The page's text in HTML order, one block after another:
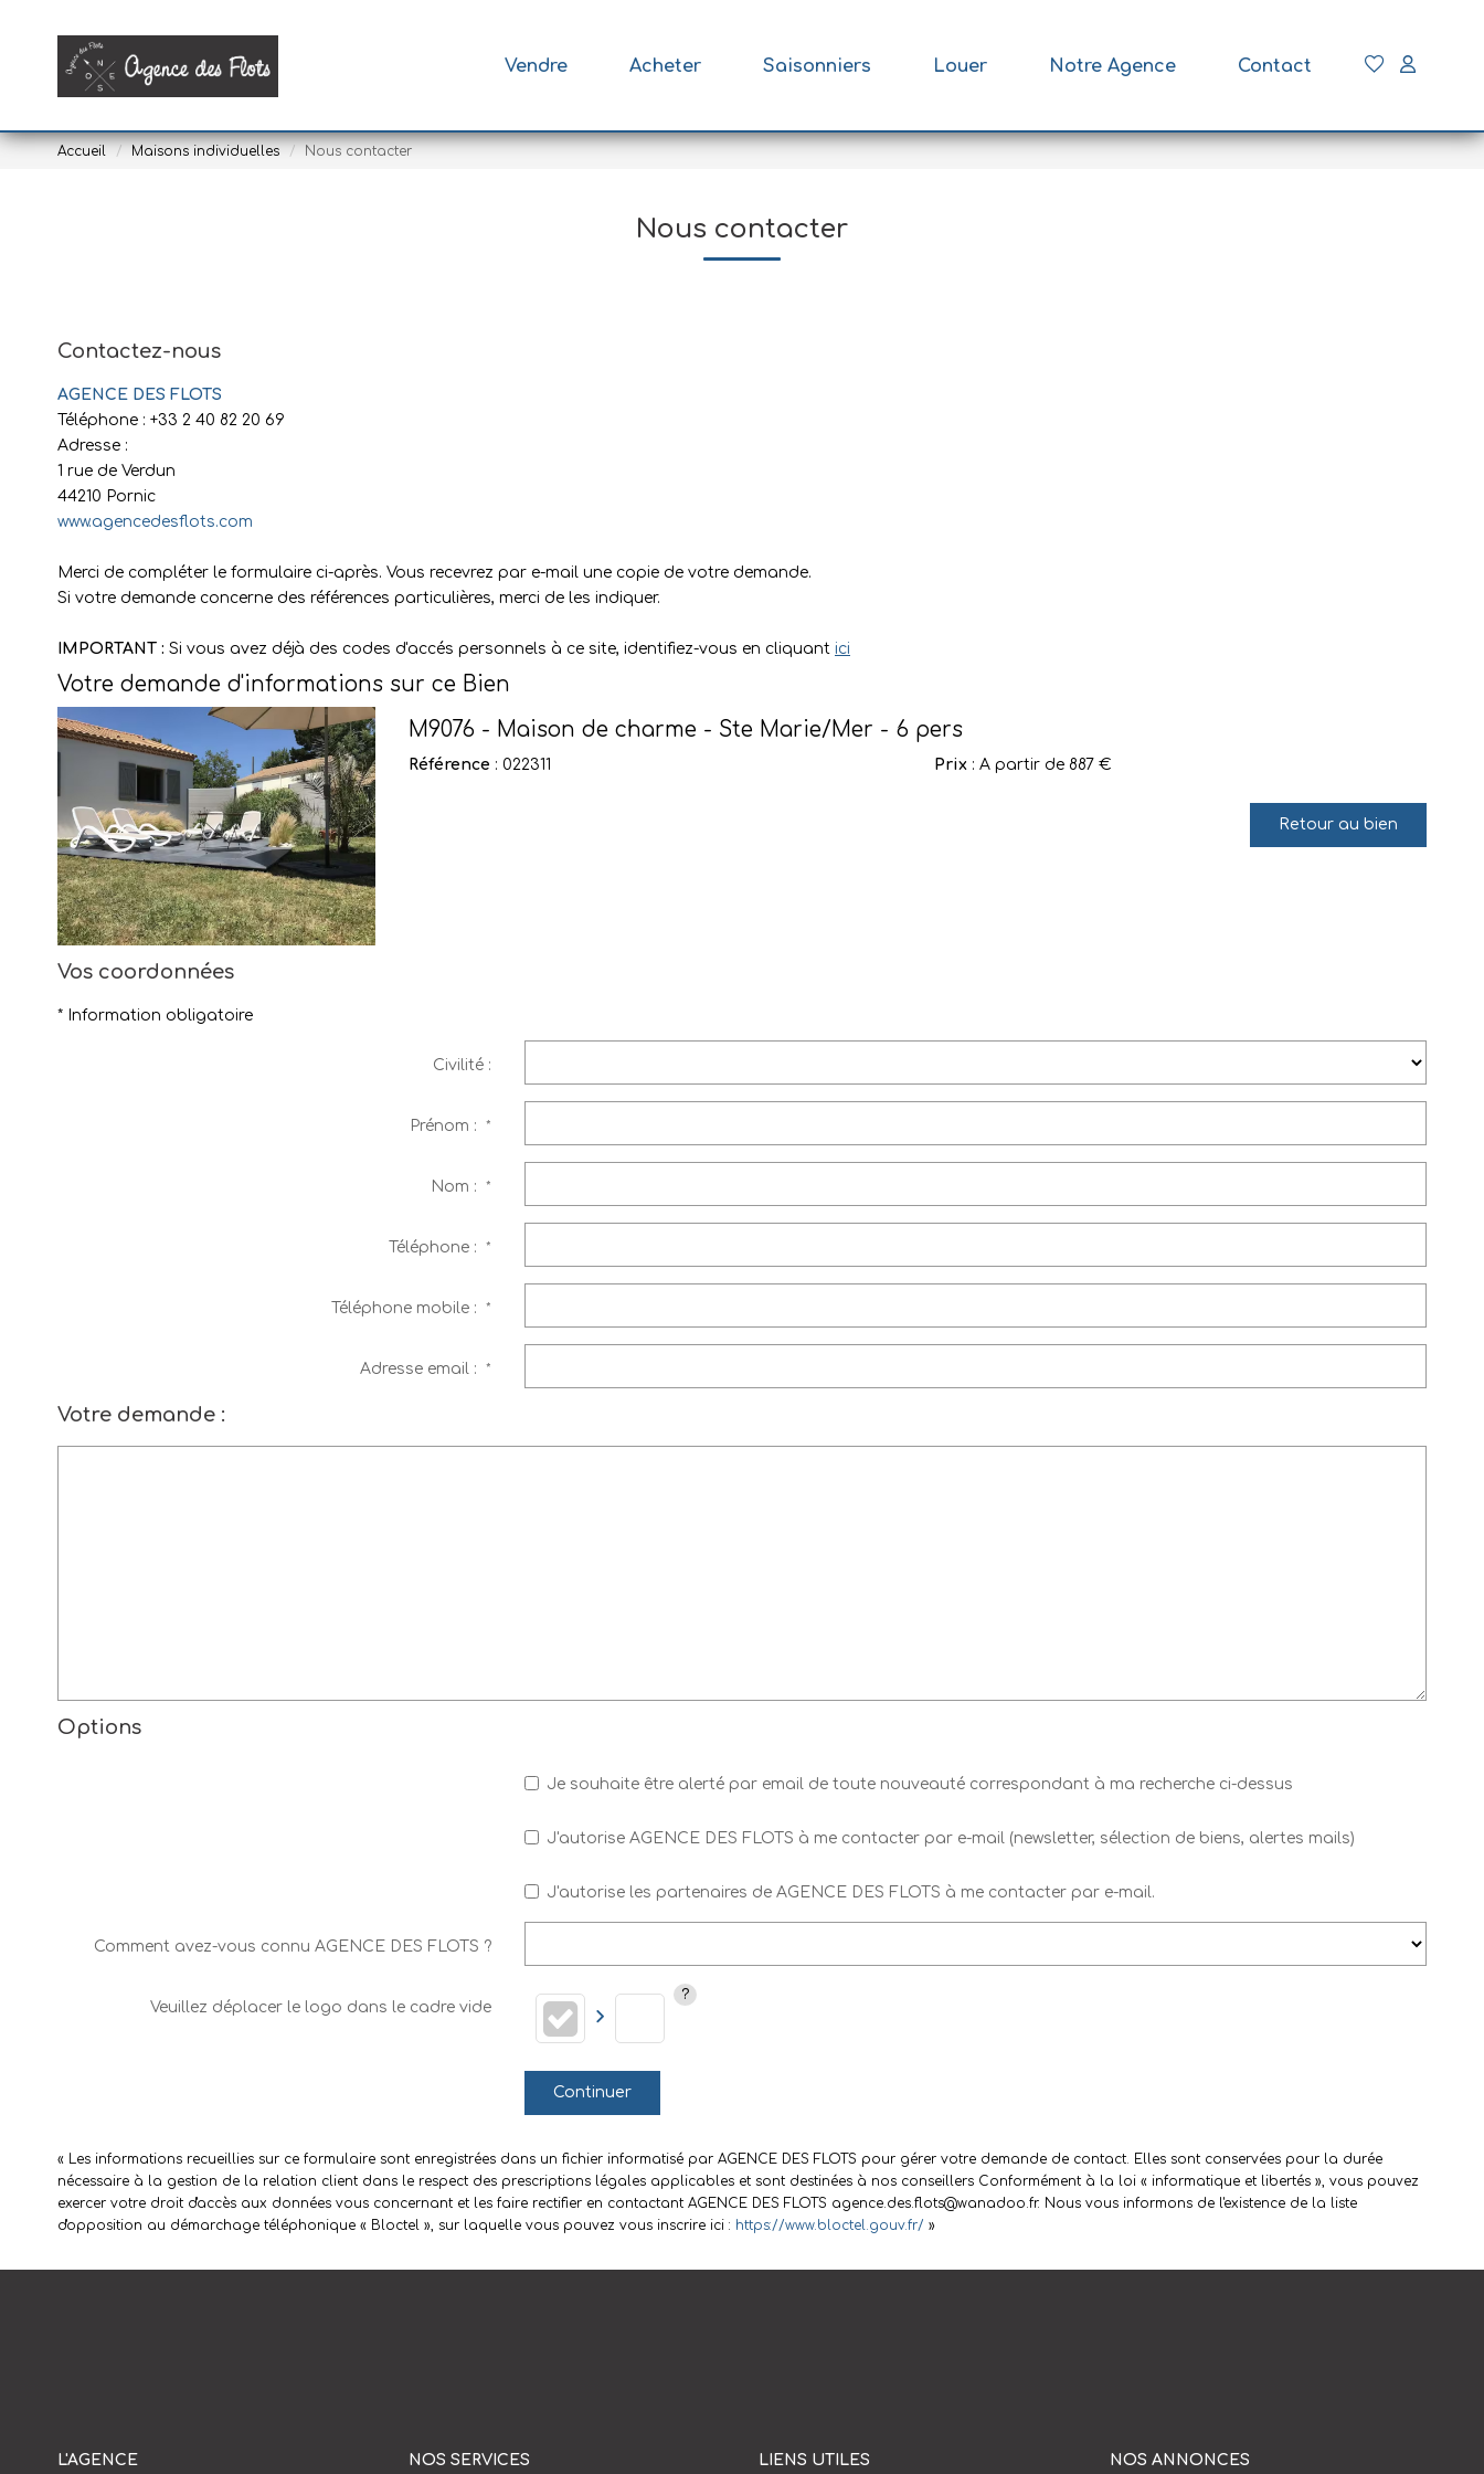
Vendre Acheter Saisonniers Louer Notre Agence Contact
Accueil Maisons individuelles Nous contacter
Nous contacter
Contactez-nous
AGENCE DES FLOTS
Téléphone : +33 2 40 82 20 69
Adresse :
1 rue de Verdun
44210 Pornic
www.agencedesflots.com
Merci de compléter le formulaire ci-après. Vous recevrez par e-mail une copie de votre demande.
Si votre demande concerne des références particulières, merci de les indiquer.
IMPORTANT : Si vous avez déjà des codes d'accés personnels à ce site, identifiez-vous en cliquant ici
Votre demande d'informations sur ce Bien
M9076 - Maison de charme - Ste Marie/Mer - 6 pers
Référence : 022311 Prix: A partir de 887 €
Retour au bien
Vos coordonnées
* Information obligatoire
Civilité :
Prénom :*
Nom :*
Téléphone :*
Téléphone mobile :*
Adresse email :*
Votre demande :
Options
Je souhaite être alerté par email de toute nouveauté correspondant à ma recherche ci-dessus
J'autorise AGENCE DES FLOTS à me contacter par e-mail (newsletter, sélection de biens, alertes mails)
J'autorise les partenaires de AGENCE DES FLOTS à me contacter par e-mail.
Comment avez-vous connu AGENCE DES FLOTS ?
Veuillez déplacer le logo dans le cadre vide
Continuer
« Les informations recueillies sur ce formulaire sont enregistrées dans un fichier informatisé par AGENCE DES FLOTS pour gérer votre demande de contact. Elles sont conservées pour la durée
nécessaire à la gestion de la relation client dans le respect des prescriptions légales applicables et sont destinées à nos conseillers Conformément à la loi « informatique et libertés », vous pouvez
exercer votre droit d'accès aux données vous concernant et les faire rectifier en contactant AGENCE DES FLOTS agence.des.flots@wanadoo.fr. Nous vous informons de l'existence de la liste
d'opposition au démarchage téléphonique « Bloctel », sur laquelle vous pouvez vous inscrire ici : https://www.bloctel.gouv.fr/ »
L'AGENCE NOS SERVICES LIENS UTILES NOS ANNONCES